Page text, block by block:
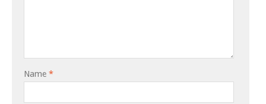
Name *